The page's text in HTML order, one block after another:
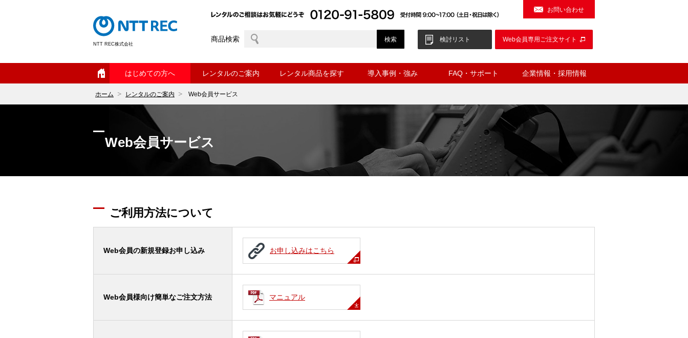
NTT REC株式会社
お問い合わせ
商品検索 検討リスト Web会員専用ご注文サイト
はじめての方へ レンタルのご案内 レンタル商品を探す 導入事例・強み FAQ・サポート 企業情報・採用情報
ホーム レンタルのご案内 Web会員サービス
Web会員サービス
ご利用方法について
Web会員の新規登録お申し込み お申し込みはこちら
Web会員様向け簡単なご注文方法 マニュアル